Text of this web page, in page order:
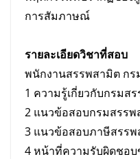
การสัมภาษณ์
รายละเอียดวิชาที่สอบ
พนักงานสรรพสามิต ก
1 ความรู้เกี่ยวกับกรมส
2 แนวข้อสอบกรมสรรพ
3 แนวข้อสอบภาษีสรร
4 หน้าที่ความรับผิดชอ